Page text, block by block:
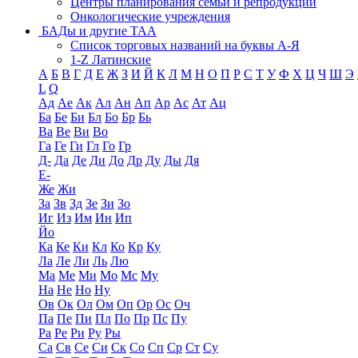
Онкологические учреждения
БАДы и другие ТАА
Список торговых названий на буквы А-Я
1-Z Латинские
А Б В Г Д Е Ж З И Й К Л М Н О П Р С Т У Ф Х Ц Ч Ш Э
L Q
Ад Ае Ак Ал Ан Ап Ар Ас Ат Ац
Ба Бе Би Бл Бо Бр Бь
Ва Ве Ви Во
Га Ге Ги Гл Го Гр
Д- Да Де Ди До Др Ду Ды Дя
Е-
Же Жи
За Зв Зд Зе Зи Зо
Иг Из Им Ин Ип
Йо
Ка Ке Ки Кл Ко Кр Ку
Ла Ле Ли Ль Лю
Ма Ме Ми Мо Мс Му
На Не Но Ну
Ов Ок Ол Ом Оп Ор Ос Оч
Па Пе Пи Пл По Пр Пс Пу
Ра Ре Ри Ру Ры
Са Св Се Си Ск Со Сп Ср Ст Су